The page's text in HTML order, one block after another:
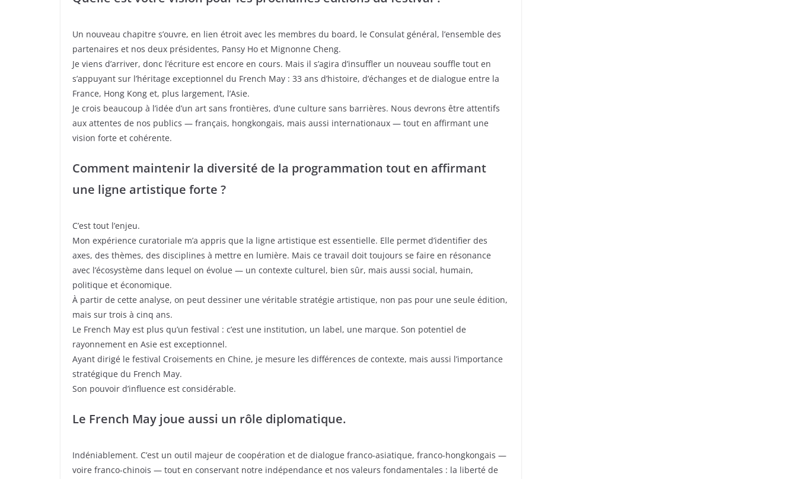
Un nouveau chapitre s’ouvre, en lien étroit avec les membres du board, le Consulat général, l’ensemble des
partenaires et nos deux présidentes, Pansy Ho et Mignonne Cheng.
Je viens d’arriver, donc l’écriture est encore en cours. Mais il s’agira d’insuffler un nouveau souffle tout en
s’appuyant sur l’héritage exceptionnel du French May : 33 ans d’histoire, d’échanges et de dialogue entre la
France, Hong Kong et, plus largement, l’Asie.
Je crois beaucoup à l’idée d’un art sans frontières, d’une culture sans barrières. Nous devrons être attentifs
aux attentes de nos publics — français, hongkongais, mais aussi internationaux — tout en affirmant une
vision forte et cohérente.
Comment maintenir la diversité de la programmation tout en affirmant
une ligne artistique forte ?
C’est tout l’enjeu.
Mon expérience curatoriale m’a appris que la ligne artistique est essentielle. Elle permet d’identifier des
axes, des thèmes, des disciplines à mettre en lumière. Mais ce travail doit toujours se faire en résonance
avec l’écosystème dans lequel on évolue — un contexte culturel, bien sûr, mais aussi social, humain,
politique et économique.
À partir de cette analyse, on peut dessiner une véritable stratégie artistique, non pas pour une seule édition,
mais sur trois à cinq ans.
Le French May est plus qu’un festival : c’est une institution, un label, une marque. Son potentiel de
rayonnement en Asie est exceptionnel.
Ayant dirigé le festival Croisements en Chine, je mesure les différences de contexte, mais aussi l’importance
stratégique du French May.
Son pouvoir d’influence est considérable.
Le French May joue aussi un rôle diplomatique.
Indéniablement. C’est un outil majeur de coopération et de dialogue franco-asiatique, franco-hongkongais —
voire franco-chinois — tout en conservant notre indépendance et nos valeurs fondamentales : la liberté de